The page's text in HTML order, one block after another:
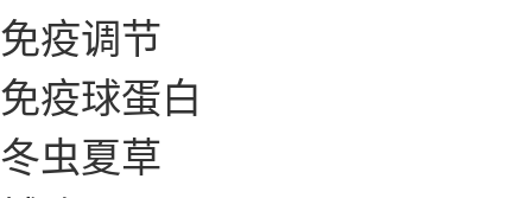
免疫调节
免疫球蛋白
冬虫夏草